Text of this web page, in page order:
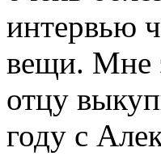
интервью
вещи. Мне
отцу
году с